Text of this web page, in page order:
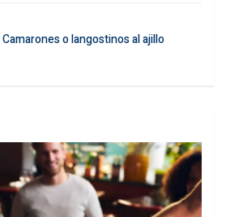
Camarones o langostinos al ajillo